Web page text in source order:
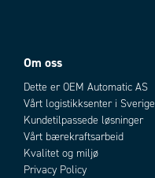
Om oss
Dette er OEM Automatic AS
Vårt logistikksenter i Sverige
Kundetilpassede løsninger
Vårt bærekraftsarbeid
Kvalitet og miljø
Privacy Policy